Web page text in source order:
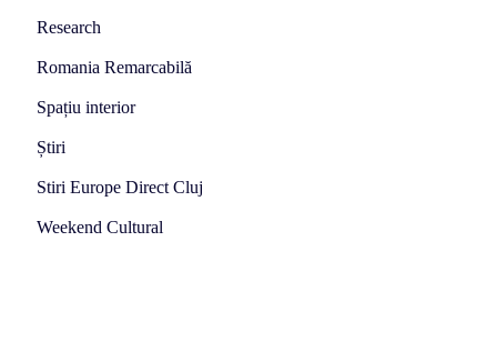
Research
Romania Remarcabilă
Spațiu interior
Știri
Stiri Europe Direct Cluj
Weekend Cultural